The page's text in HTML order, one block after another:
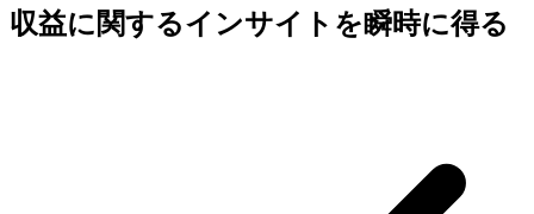
収益に関するインサイトを瞬時に得る